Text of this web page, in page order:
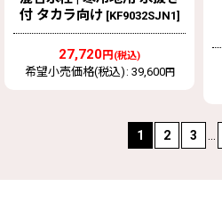
付 タカラ向け [KF9032SJN1]
27,720円 (税込)
希望小売価格(税込) : 39,600円
1 2 3